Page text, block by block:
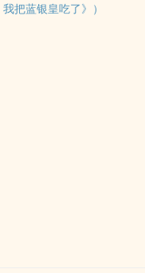
把蓝银皇吃了》）